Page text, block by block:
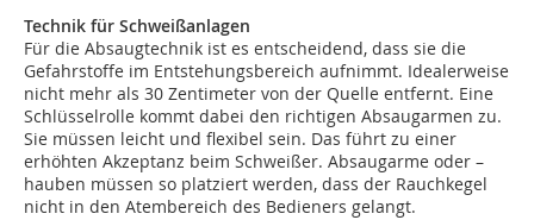
Technik für Schweißanlagen
Für die Absaugtechnik ist es entscheidend, dass sie die
Gefahrstoffe im Entstehungsbereich aufnimmt. Idealerweise
nicht mehr als 30 Zentimeter von der Quelle entfernt. Eine
Schlüsselrolle kommt dabei den richtigen Absaugarmen zu.
Sie müssen leicht und flexibel sein. Das führt zu einer
erhöhten Akzeptanz beim Schweißer. Absaugarme oder –
hauben müssen so platziert werden, dass der Rauchkegel
nicht in den Atembereich des Bedieners gelangt.